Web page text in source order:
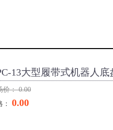
13大型履带式机器人底
价：0.00
： 0.00